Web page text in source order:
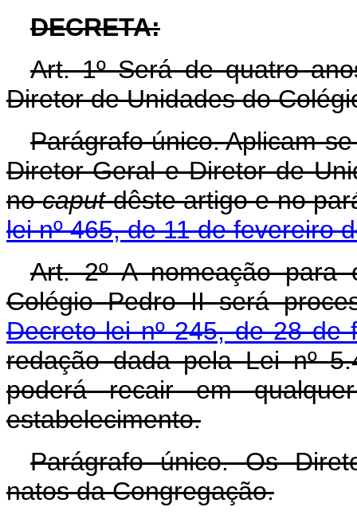
DECRETA:
Art. 1º Será de quatro
Diretor de Unidades do
Parágrafo único. Aplicam-
Diretor-Geral e Diretor de
nocaputdêste artigo e no
lei nº 465, de 11 de fevereiro
Art. 2º A nomeação
Colégio Pedro II será
Decreto-lei nº 245, de 28 de
redação dada pela Lei nº
poderá recair em
estabelecimento.
Parágrafo único. Os
natos da Congregação.